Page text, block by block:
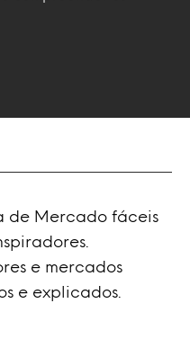
de Mercado fáceis
e mercados
e explicados.